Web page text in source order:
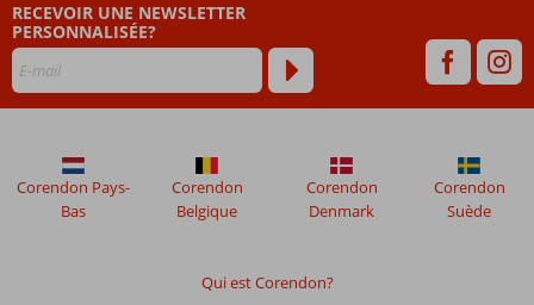
après
leur
séjour
dans
Les
RECEVOIR UNE NEWSLETTER
PERSONNALISÉE?
Qui est Corendon?
Corendon Pays-
Bas
Corendon
Belgique
Corendon
Denmark
Corendon
Suède